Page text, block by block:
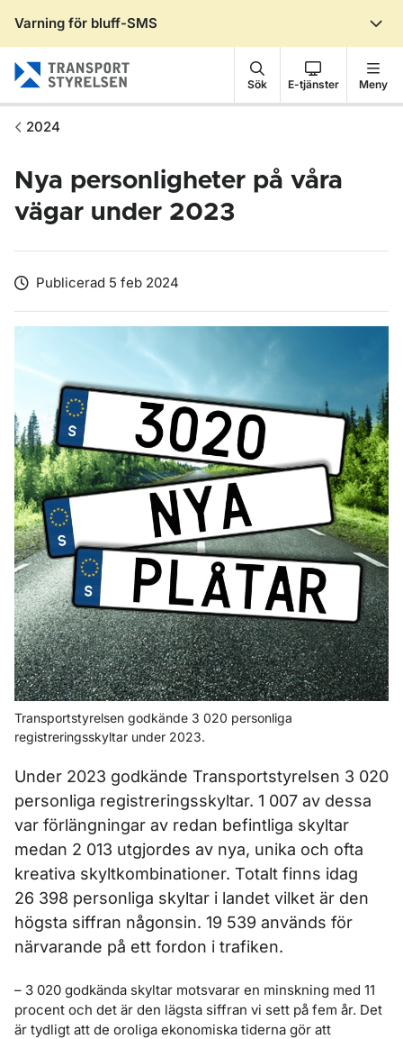
Varning för bluff-SMS
Sök E-tjänster Meny
2024
Nya personligheter på våra
vägar under 2023
Publicerad 5 feb 2024
Transportstyrelsen godkände 3 020 personliga
registreringsskyltar under 2023.
Under 2023 godkände Transportstyrelsen 3 020
personliga registreringsskyltar. 1 007 av dessa
var förlängningar av redan befintliga skyltar
medan 2 013 utgjordes av nya, unika och ofta
kreativa skyltkombinationer. Totalt finns idag
26 398 personliga skyltar i landet vilket är den
högsta siffran någonsin. 19 539 används för
närvarande på ett fordon i trafiken.
– 3 020 godkända skyltar motsvarar en minskning med 11
procent och det är den lägsta siffran vi sett på fem år. Det
är tydligt att de oroliga ekonomiska tiderna gör att